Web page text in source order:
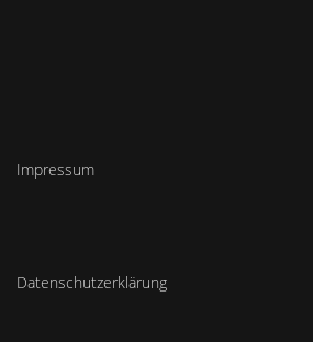
Impressum
Datenschutzerklärung